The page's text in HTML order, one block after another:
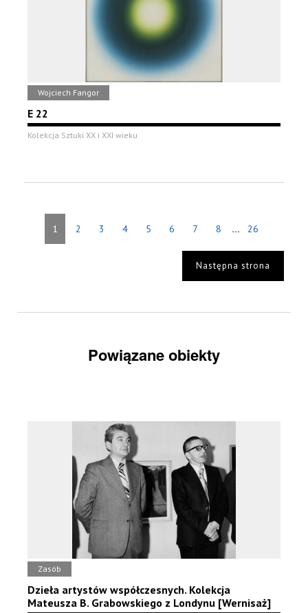
Wojciech Fangor
E 22
Kolekcja Sztuki XX i XXI wieku
1 2 3 4 5 6 7 8 ... 26
Następna strona
Powiązane obiekty
Zasób
Dzieła artystów współczesnych. Kolekcja
Mateusza B. Grabowskiego z Londynu [Wernisaż]